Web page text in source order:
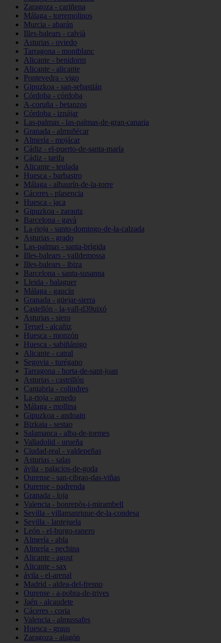
Zaragoza - cariñena
Málaga - torremolinos
Murcia - abarán
Illes-balears - calvià
Asturias - oviedo
Tarragona - montblanc
Alicante - benidorm
Alicante - alicante
Pontevedra - vigo
Gipuzkoa - san-sebastián
Córdoba - córdoba
A-coruña - betanzos
Córdoba - iznájar
Las-palmas - las-palmas-de-gran-canaria
Granada - almuñécar
Almería - mojácar
Cádiz - el-puerto-de-santa-maría
Cádiz - tarifa
Alicante - teulada
Huesca - barbastro
Málaga - alhaurín-de-la-torre
Cáceres - plasencia
Huesca - jaca
Gipuzkoa - zarautz
Barcelona - gavà
La-rioja - santo-domingo-de-la-calzada
Asturias - grado
Las-palmas - santa-brígida
Illes-balears - valldemossa
Illes-balears - ibiza
Barcelona - santa-susanna
Lleida - balaguer
Málaga - gaucín
Granada - güejar-sierra
Castellón - la-vall-d39uixó
Asturias - siero
Teruel - alcañiz
Huesca - monzón
Huesca - sabiñánigo
Alicante - catral
Segovia - turégano
Tarragona - horta-de-sant-joan
Asturias - castrillón
Cantabria - colindres
La-rioja - arnedo
Málaga - mollina
Gipuzkoa - andoain
Bizkaia - sestao
Salamanca - alba-de-tormes
Valladolid - urueña
Ciudad-real - valdepeñas
Asturias - salas
ávila - palacios-de-goda
Ourense - san-cibrao-das-viñas
Ourense - padrenda
Granada - loja
Valencia - bonrepòs-i-mirambell
Sevilla - villamanrique-de-la-condesa
Sevilla - lantejuela
León - el-burgo-ranero
Almería - abla
Almería - pechina
Alicante - agost
Alicante - sax
ávila - el-arenal
Madrid - aldea-del-fresno
Ourense - a-pobra-de-trives
Jaén - alcaudete
Cáceres - coria
Valencia - almussafes
Huesca - graus
Zaragoza - alagón